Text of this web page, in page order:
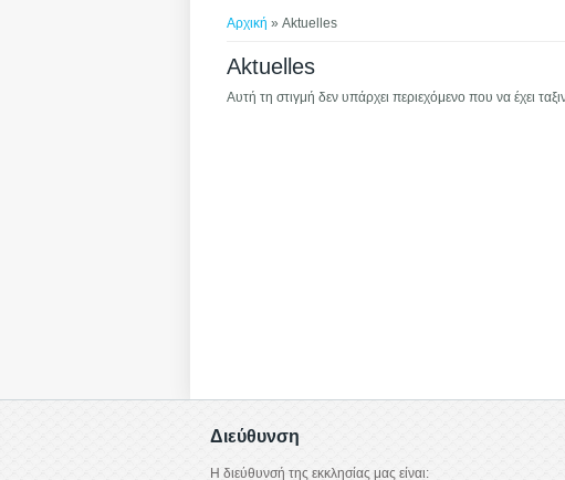
Αρχική » Aktuelles
Aktuelles
Αυτή τη στιγμή δεν υπάρχει περιεχόμενο που να έχει
Διεύθυνση
Η διεύθυνσή της εκκλησίας μας είναι: